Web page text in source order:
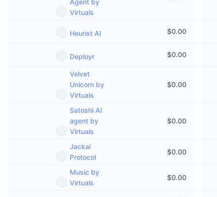
Agent by
Virtuals
Heurist AI $0.00
Deployr $0.00
Velvet
Unicorn by
Virtuals
$0.00
Satoshi AI
agent by
Virtuals
$0.00
Jackal
Protocol
$0.00
Music by
Virtuals
$0.00